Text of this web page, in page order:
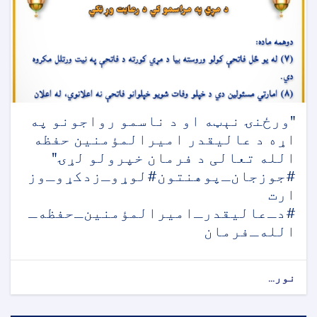
‏"ورځنۍ نېټه او د ناسمو رواجونو په
اړه د عالیقدر امیرالمؤمنین حفظه
الله تعالی د فرمان خپرولو لړۍ"
#جوزجان‌ـ‌پوهنتون‎#لوړوـ‌‌زدکړوـ‌وز
ارت
‎#دـ‌عالیقدرـ‌امیرالمؤمنین‌ـ‌حفظه‌ـ‌
الله‌ـ‌فرمان
نور...